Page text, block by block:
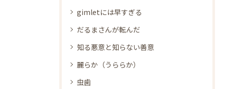
gimletには早すぎる
だるまさんが転んだ
知る悪意と知らない善意
麗らか（うららか）
虫歯